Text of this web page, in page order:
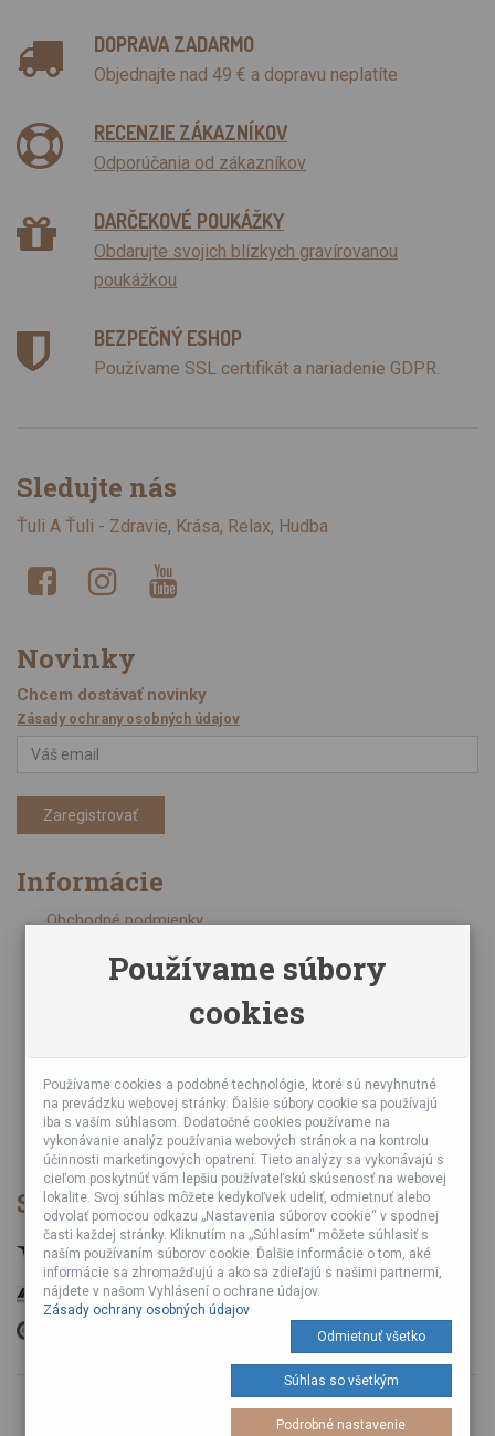
DOPRAVA ZADARMO
Objednajte nad 49 € a dopravu neplatíte
RECENZIE ZÁKAZNÍKOV
Odporúčania od zákazníkov
DARČEKOVÉ POUKÁŽKY
Obdarujte svojich blízkych gravírovanou
poukážkou
BEZPEČNÝ ESHOP
Používame SSL certifikát a nariadenie GDPR.
Sledujte nás
Ťuli A Ťuli - Zdravie, Krása, Relax, Hudba
Novinky
Chcem dostávať novinky
Zásady ochrany osobných údajov
Zaregistrovať
Informácie
Obchodné podmienky
Online kurzy bubnovania
Poznáte nás z TV a Rádia
Partnerské predajne
Testy výrobkov
Ekológia
Veľkoobchod
Spôsob platby
od Tuli A Tuli Laboratories s. r. o.
Používame súbory
cookies
Používame cookies a podobné technológie, ktoré sú nevyhnutné
na prevádzku webovej stránky. Ďalšie súbory cookie sa používajú
iba s vaším súhlasom. Dodatočné cookies používame na
vykonávanie analýz používania webových stránok a na kontrolu
účinnosti marketingových opatrení. Tieto analýzy sa vykonávajú s
cieľom poskytnúť vám lepšiu používateľskú skúsenosť na webovej
lokalite. Svoj súhlas môžete kedykoľvek udeliť, odmietnuť alebo
odvolať pomocou odkazu „Nastavenia súborov cookie“ v spodnej
časti každej stránky. Kliknutím na „Súhlasím“ môžete súhlasiť s
naším používaním súborov cookie. Ďalšie informácie o tom, aké
informácie sa zhromažďujú a ako sa zdieľajú s našimi partnermi,
nájdete v našom Vyhlásení o ochrane údajov.
Zásady ochrany osobných údajov
Odmietnuť všetko
Súhlas so všetkým
Podrobné nastavenie